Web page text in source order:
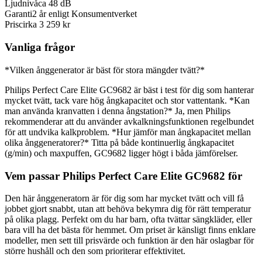
Ljudnivåca 48 dB
Garanti2 år enligt Konsumentverket
Priscirka 3 259 kr
Vanliga frågor
*Vilken ånggenerator är bäst för stora mängder tvätt?*
Philips Perfect Care Elite GC9682 är bäst i test för dig som hanterar
mycket tvätt, tack vare hög ångkapacitet och stor vattentank. *Kan
man använda kranvatten i denna ångstation?* Ja, men Philips
rekommenderar att du använder avkalkningsfunktionen regelbundet
för att undvika kalkproblem. *Hur jämför man ångkapacitet mellan
olika ånggeneratorer?* Titta på både kontinuerlig ångkapacitet
(g/min) och maxpuffen, GC9682 ligger högt i båda jämförelser.
Vem passar Philips Perfect Care Elite GC9682 för
Den här ånggeneratorn är för dig som har mycket tvätt och vill få
jobbet gjort snabbt, utan att behöva bekymra dig för rätt temperatur
på olika plagg. Perfekt om du har barn, ofta tvättar sängkläder, eller
bara vill ha det bästa för hemmet. Om priset är känsligt finns enklare
modeller, men sett till prisvärde och funktion är den här oslagbar för
större hushåll och den som prioriterar effektivitet.